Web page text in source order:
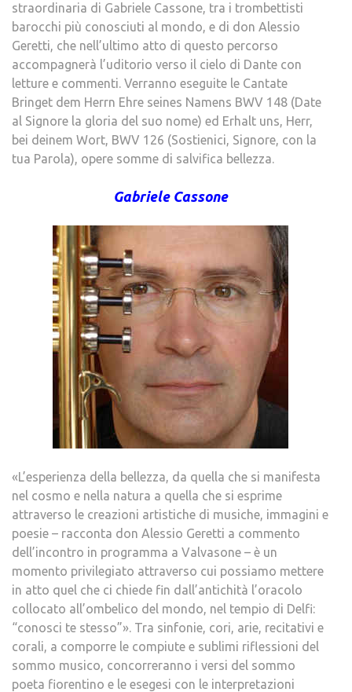
straordinaria di Gabriele Cassone, tra i trombettisti
barocchi più conosciuti al mondo, e di don Alessio
Geretti, che nell’ultimo atto di questo percorso
accompagnerà l’uditorio verso il cielo di Dante con
letture e commenti. Verranno eseguite le Cantate
Bringet dem Herrn Ehre seines Namens BWV 148 (Date
al Signore la gloria del suo nome) ed Erhalt uns, Herr,
bei deinem Wort, BWV 126 (Sostienici, Signore, con la
tua Parola), opere somme di salvifica bellezza.
Gabriele Cassone
«L’esperienza della bellezza, da quella che si manifesta
nel cosmo e nella natura a quella che si esprime
attraverso le creazioni artistiche di musiche, immagini e
poesie – racconta don Alessio Geretti a commento
dell’incontro in programma a Valvasone – è un
momento privilegiato attraverso cui possiamo mettere
in atto quel che ci chiede fin dall’antichità l’oracolo
collocato all’ombelico del mondo, nel tempio di Delfi:
“conosci te stesso”». Tra sinfonie, cori, arie, recitativi e
corali, a comporre le compiute e sublimi riflessioni del
sommo musico, concorreranno i versi del sommo
poeta fiorentino e le esegesi con le interpretazioni